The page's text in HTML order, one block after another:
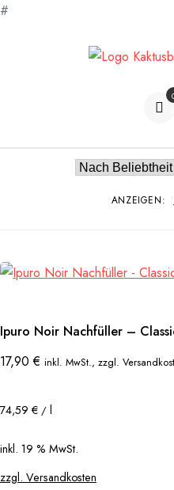
#
ANZEIGEN:
Ipuro Noir Nachfüller –
17,90€ inkl. MwSt., zzgl.
74,59 € / l
inkl. 19 % MwSt.
zzgl. Versandkosten